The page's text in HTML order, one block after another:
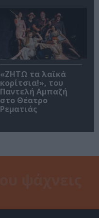
«ΖΗΤΩ τα λαϊκά
κορίτσια!», του
Παντελή Αμπαζή
στο Θέατρο
Ρεματιάς